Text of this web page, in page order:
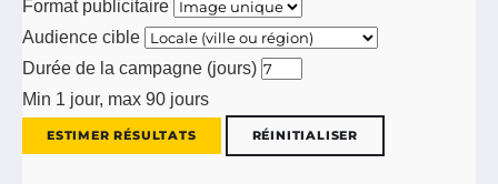
Format publicitaire
Audience cible
Durée de la campagne (jours)
Min 1 jour, max 90 jours
ESTIMER RÉSULTATS RÉINITIALISER